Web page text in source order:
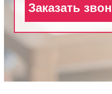
Заказать